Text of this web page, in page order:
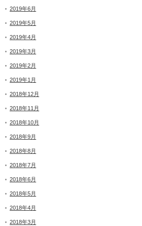
2019年6月
2019年5月
2019年4月
2019年3月
2019年2月
2019年1月
2018年12月
2018年11月
2018年10月
2018年9月
2018年8月
2018年7月
2018年6月
2018年5月
2018年4月
2018年3月